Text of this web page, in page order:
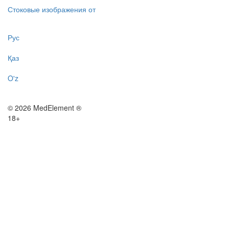
Стоковые изображения от
Рус
Қаз
O'z
© 2026 MedElement ®
18+